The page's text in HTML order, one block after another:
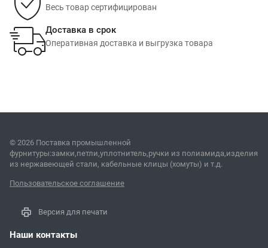
Весь товар сертифицирован
Доставка в срок
Оперативная доставка и выгрузка товара
© 2026 Поставка промышленной
фурнитуры:замки,петли,уплотнитель,ручки из полиамида,изделия
из нержавеющей стали, кабельные клицы (хомуты) и т.д.
Пользовательское соглашение
Версия для печати
Наши контакты